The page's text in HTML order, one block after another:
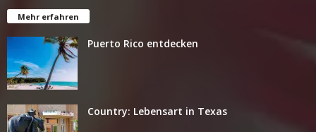
Mehr erfahren
Puerto Rico entdecken
Country: Lebensart in Texas